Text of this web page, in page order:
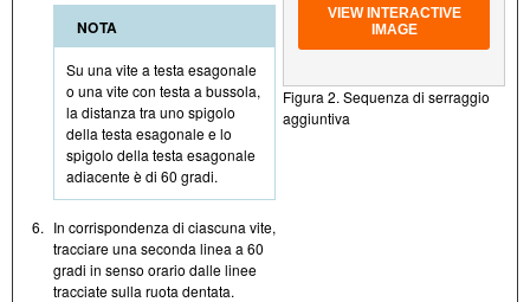
NOTA
Su una vite a testa esagonale
o una vite con testa a bussola,
la distanza tra uno spigolo
della testa esagonale e lo
spigolo della testa esagonale
adiacente è di 60 gradi.
VIEW INTERACTIVE
IMAGE
Figura 2. Sequenza di serraggio
aggiuntiva
6. In corrispondenza di ciascuna vite,
tracciare una seconda linea a 60
gradi in senso orario dalle linee
tracciate sulla ruota dentata.